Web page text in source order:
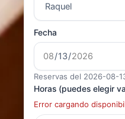
Fecha
Reservas del 2026-08-
Horas (puedes elegir
Error cargando